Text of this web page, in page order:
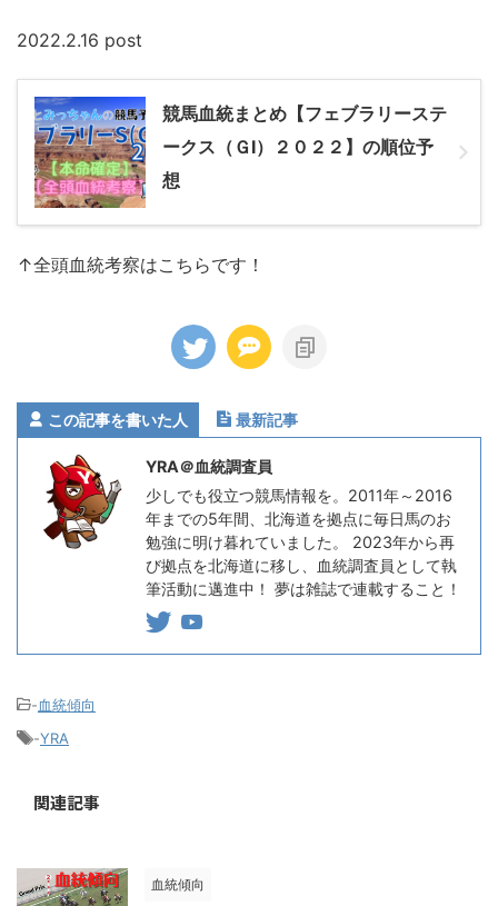
2022.2.16 post
競馬血統まとめ【フェブラリーステ
ークス（ＧⅠ）２０２２】の順位予
想
↑全頭血統考察はこちらです！
この記事を書いた人 最新記事
YRA＠血統調査員
少しでも役立つ競馬情報を。2011年～2016
年までの5年間、北海道を拠点に毎日馬のお
勉強に明け暮れていました。 2023年から再
び拠点を北海道に移し、血統調査員として執
筆活動に邁進中！ 夢は雑誌で連載すること！
-血統傾向
-YRA
関連記事
血統傾向